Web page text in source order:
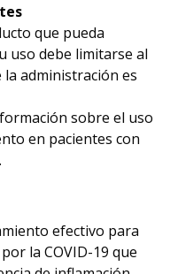
que pueda
uso debe limitarse al
administración es
sobre el uso
en pacientes con
efectivo para
la COVID-19 que